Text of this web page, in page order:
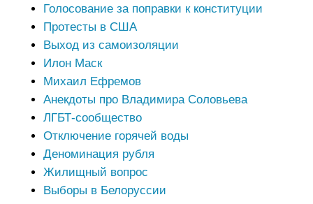
Голосование за поправки к конституции
Протесты в США
Выход из самоизоляции
Илон Маск
Михаил Ефремов
Анекдоты про Владимира Соловьева
ЛГБТ-сообщество
Отключение горячей воды
Деноминация рубля
Жилищный вопрос
Выборы в Белоруссии